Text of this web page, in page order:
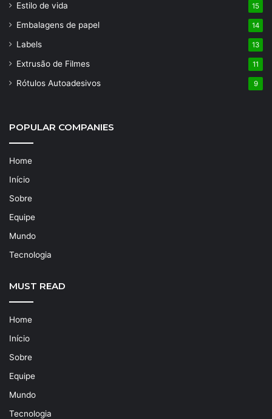
Estilo de vida 15
Embalagens de papel 14
Labels 13
Extrusão de Filmes 11
Rótulos Autoadesivos 9
POPULAR COMPANIES
Home
Início
Sobre
Equipe
Mundo
Tecnologia
MUST READ
Home
Início
Sobre
Equipe
Mundo
Tecnologia